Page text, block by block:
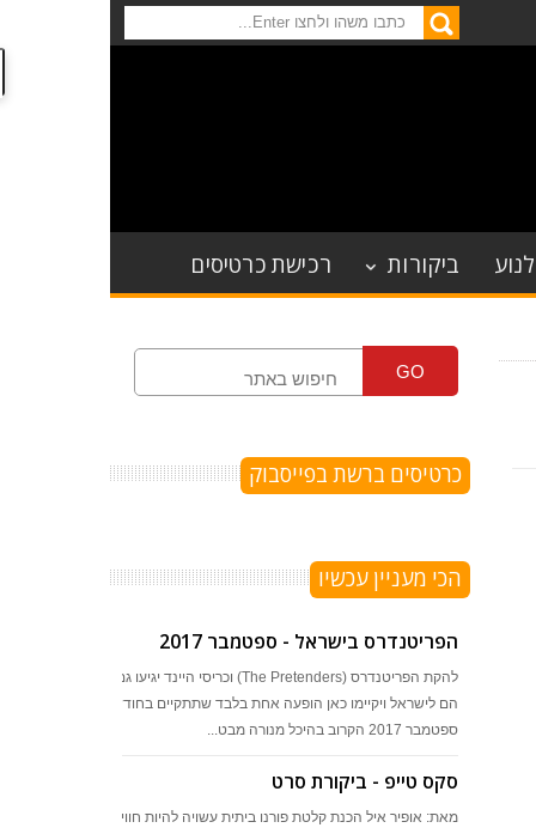
ביקורות רכישת כרטיסים
GO
כרטיסים ברשת בפייסבוק
הכי מעניין עכשיו
הפריטנדרס בישראל - ספטמבר 2017
להקת הפריטנדרס (The Pretenders) וכריסי היינד יגיעו גם
הם לישראל ויקיימו כאן הופעה אחת בלבד שתתקיים בחודש
ספטמבר 2017 הקרוב בהיכל מנורה מבט...
סקס טייפ - ביקורת סרט
מאת: אופיר איל הכנת קלטת פורנו ביתית עשויה להיות חוויה